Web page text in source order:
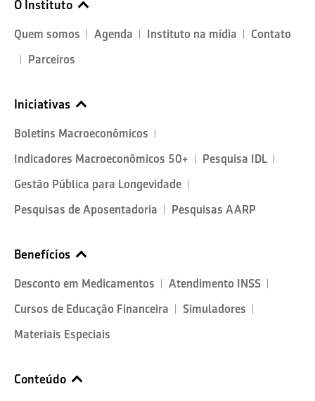
O Instituto
Quem somos Agenda Instituto na mídia
Contato
Parceiros
Iniciativas
Boletins Macroeconômicos
Indicadores Macroeconômicos 50+
Pesquisa IDL
Gestão Pública para Longevidade
Pesquisas de Aposentadoria
Pesquisas AARP
Benefícios
Desconto em Medicamentos
Atendimento INSS
Cursos de Educação Financeira
Simuladores
Materiais Especiais
Conteúdo